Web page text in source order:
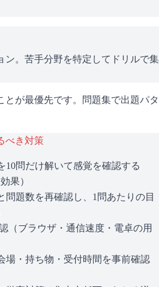
ン。苦手分野を特定してドリルで集
とが最優先です。問題集で出題パタ
べき対策
10問だけ解いて感覚を確認する
果）
問題数を再確認し、1問あたりの目
（ブラウザ・通信速度・電卓の用
場・持ち物・受付時間を事前確認